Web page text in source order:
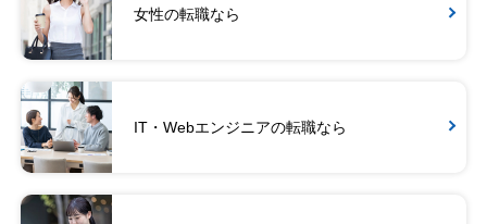
女性の転職なら
IT・Webエンジニアの転職なら